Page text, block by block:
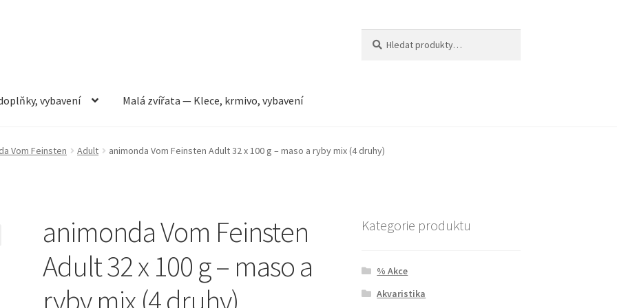
vybavení Malá zvířata — Klece, krmivo, vybavení
vybavení Můj účet Obchod Pokladna Vše pro kočky
Vom Feinsten Adult animonda Vom Feinsten Adult 32 x 100 g – maso a ryby mix (4 druhy)
animonda Vom Feinsten
Adult 32 x 100 g – maso a
ryby mix (4 druhy)
Kategorie produktu
% Akce
Akvaristika